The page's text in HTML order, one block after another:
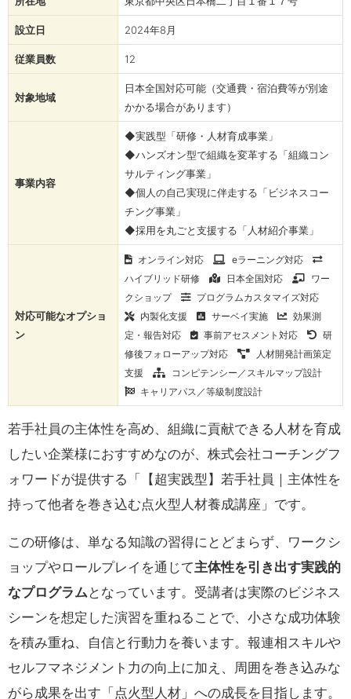
設立日 2024年8月
従業員数 12
対象地域
日本全国対応可能（交通費・宿泊費等が別途
かかる場合があります）
事業内容
◆実践型「研修・人材育成事業」
◆ハンズオン型で組織を変革する「組織コン
サルティング事業」
◆個人の自己実現に伴走する「ビジネスコー
チング事業」
◆採用を丸ごと支援する「人材紹介事業」
対応可能なオプショ
ン
オンライン対応
eラーニング対応
ハイブリッド研修
日本全国対応
ワー
クショップ
プログラムカスタマイズ対応
内製化支援
サーベイ実施
効果測
定・報告対応
事前アセスメント対応
研
修後フォローアップ対応
人材開発計画策定
支援
コンピテンシー／スキルマップ設計
キャリアパス／等級制度設計
若手社員の主体性を高め、組織に貢献できる人材を育成
したい企業様におすすめなのが、株式会社コーチングフ
ォワードが提供する「【超実践型】若手社員｜主体性を
持って他者を巻き込む点火型人材養成講座」です。
この研修は、単なる知識の習得にとどまらず、ワークシ
ョップやロールプレイを通じて主体性を引き出す実践的
なプログラム となっています。受講者は実際のビジネス
シーンを想定した演習を重ねることで、小さな成功体験
を積み重ね、自信と行動力を養います。報連相スキルや
セルフマネジメント力の向上に加え、周囲を巻き込みな
がら成果を出す「点火型人材」への成長を目指します。